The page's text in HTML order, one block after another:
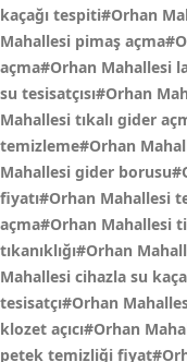
kaçağı tespiti#Orhan
Mahallesi pimaş
açma#Orhan Mahallesi
su tesisatçısı#Orhan
Mahallesi tıkalı gider
temizleme#Orhan
Mahallesi gider
fiyatı#Orhan Mahallesi
açma#Orhan Mahallesi
tıkanıklığı#Orhan
Mahallesi cihazla su
tesisatçı#Orhan
klozet açıcı#Orhan
petek temizliği